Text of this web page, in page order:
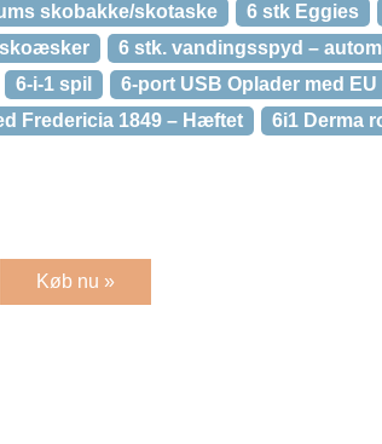
skobakke/skotaske 6 stk Eggies
6 stk. vandingsspyd –
6-i-1 spil 6-port USB Oplader med EU
Fredericia 1849 – Hæftet
6i1 Derma
Køb nu »